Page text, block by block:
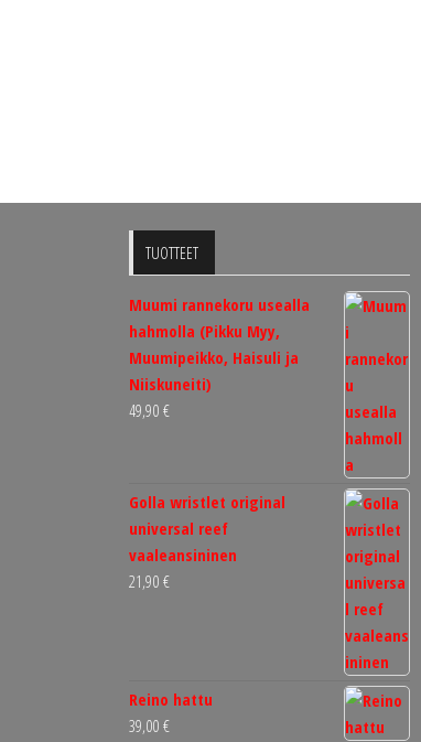
TUOTTEET
Muumi rannekoru usealla
hahmolla (Pikku Myy,
Muumipeikko, Haisuli ja
Niiskuneiti)
49,90 €
Golla wristlet original
universal reef
vaaleansininen
21,90 €
Reino hattu
39,00 €